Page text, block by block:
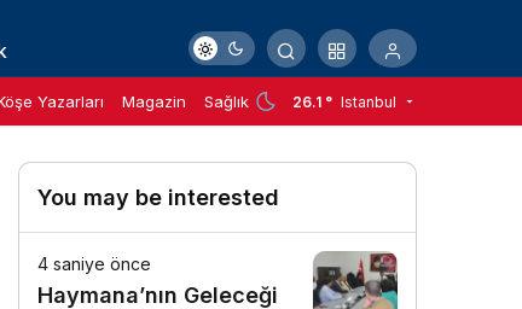
Yazarları Magazin Sağlık 26.1 ° Istanbul
You may be interested
4 saniye önce
Haymana’nın Geleceği